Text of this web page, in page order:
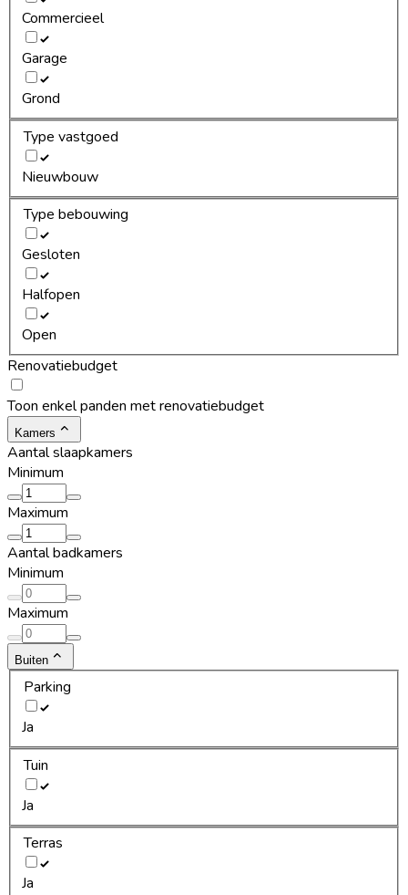
Commercieel
Garage
Grond
Type vastgoed
Nieuwbouw
Type bebouwing
Gesloten
Halfopen
Open
Renovatiebudget
Toon enkel panden met renovatiebudget
Kamers
Aantal slaapkamers
Minimum
Maximum
Aantal badkamers
Minimum
Maximum
Buiten
Parking
Ja
Tuin
Ja
Terras
Ja